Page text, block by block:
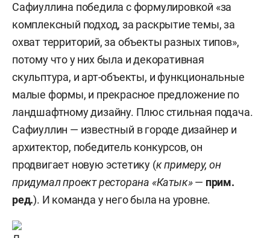
Сафиуллина победила с формулировкой «за
комплексный подход, за раскрытие темы, за
охват территорий, за объекты разных типов»,
потому что у них была и декоративная
скульптура, и арт-объекты, и функциональные
малые формы, и прекрасное предложение по
ландшафтному дизайну. Плюс стильная подача.
Сафиуллин — известный в городе дизайнер и
архитектор, победитель конкурсов, он
продвигает новую эстетику (к примеру, он
придумал проект ресторана «Катык»— прим.
ред.). И команда у него была на уровне.